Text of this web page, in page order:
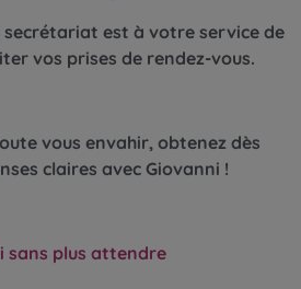
est à votre service de
vos prises de rendez-vous.
vous envahir, obtenez dès
claires avec Giovanni !
sans plus attendre